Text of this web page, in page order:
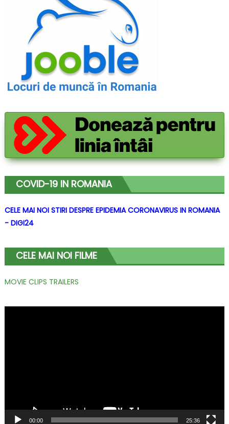
COVID-19 IN ROMANIA
CELE MAI NOI STIRI DESPRE EPIDEMIA CORONAVIRUS IN ROMANIA
- DIGI24
CELE MAI NOI FILME
MOVIE CLIPS TRAILERS
00:00 25:36